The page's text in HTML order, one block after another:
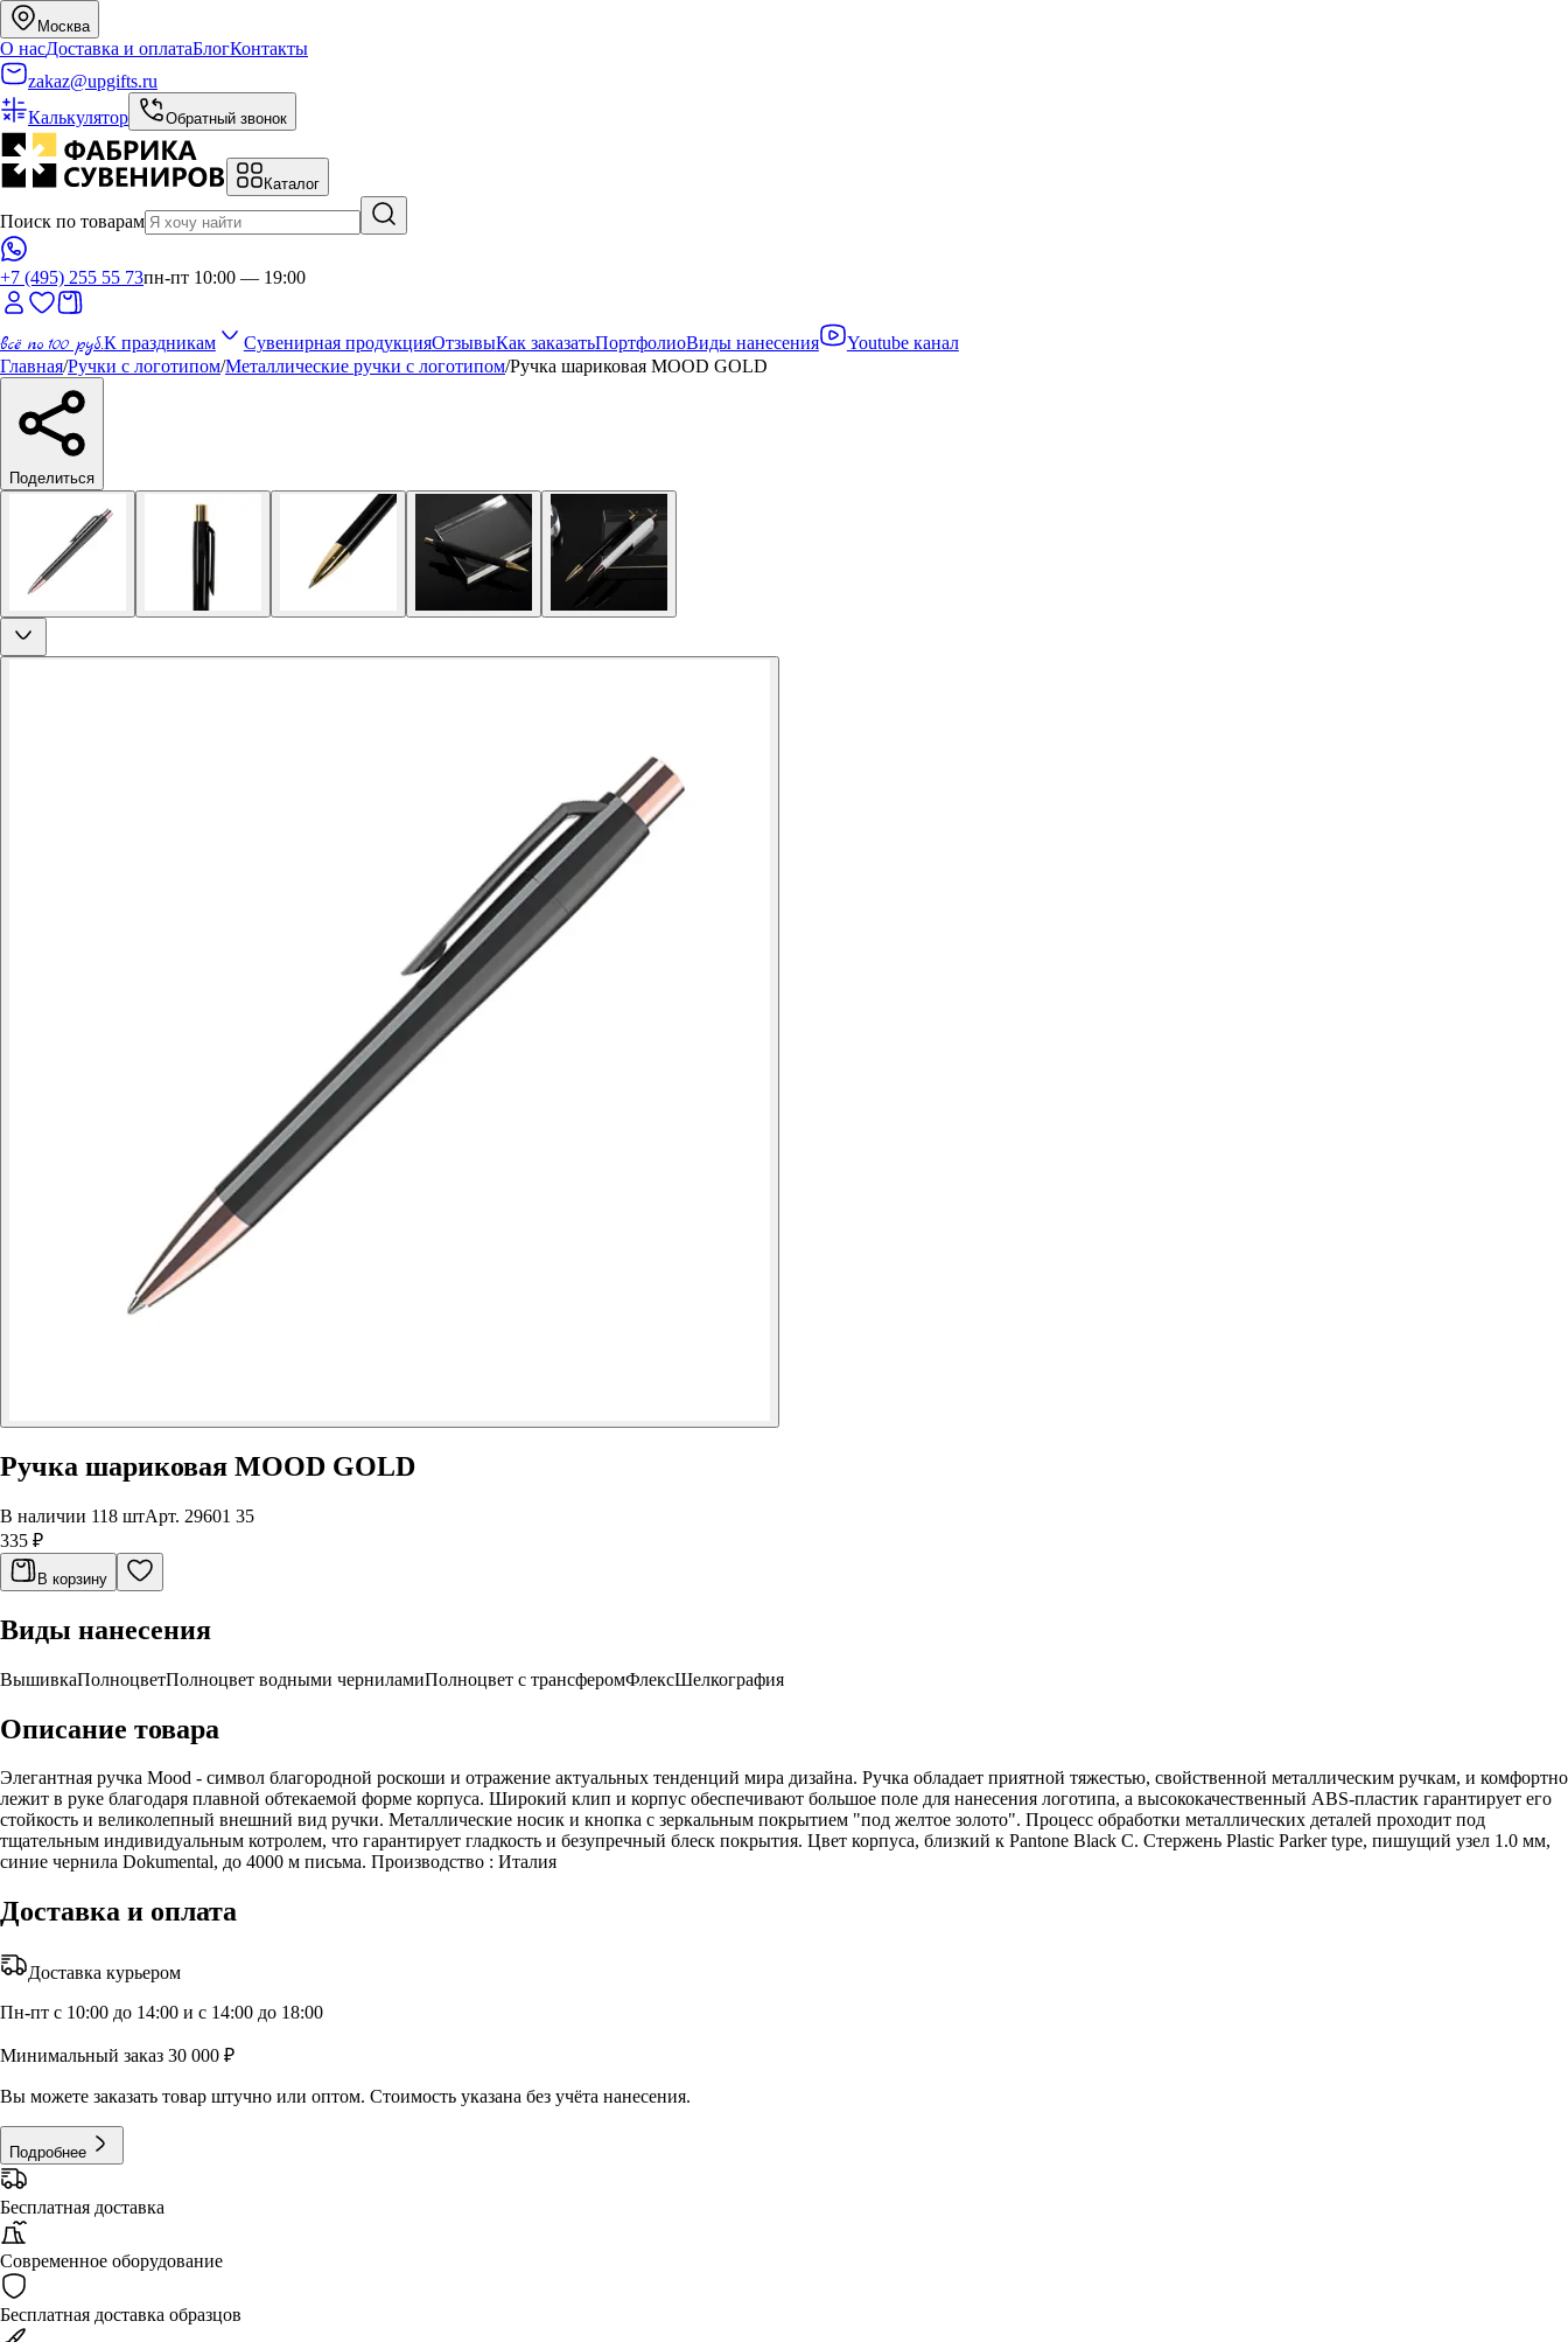
Москва
О насДоставка и оплатаБлогКонтакты
zakaz@upgifts.ru
Калькулятор
Обратный звонок
Каталог
Поиск по товарам
+7 (495) 255 55 73пн-пт 10:00 — 19:00
всё по 100 руб.К праздникам Сувенирная продукцияОтзывыКак заказатьПортфолиоВиды нанесения
Youtube канал
Главная/Ручки с логотипом/Металлические ручки с логотипом/Ручка шариковая MOOD GOLD
Поделиться
Ручка шариковая MOOD GOLD
В наличии 118 штАрт. 29601 35
335 ₽
В корзину
Виды нанесения
ВышивкаПолноцветПолноцвет водными черниламиПолноцвет с трансферомФлексШелкография
Описание товара
Элегантная ручка Mood - символ благородной роскоши и отражение актуальных тенденций мира дизайна. Ручка обладает приятной тяжестью, свойственной металлическим ручкам, и комфортно
лежит в руке благодаря плавной обтекаемой форме корпуса. Широкий клип и корпус обеспечивают большое поле для нанесения логотипа, а высококачественный ABS-пластик гарантирует его
стойкость и великолепный внешний вид ручки. Металлические носик и кнопка с зеркальным покрытием "под желтое золото". Процесс обработки металлических деталей проходит под
тщательным индивидуальным котролем, что гарантирует гладкость и безупречный блеск покрытия. Цвет корпуса, близкий к Pantone Black C. Стержень Plastic Parker type, пишущий узел 1.0 мм,
синие чернила Dokumental, до 4000 м письма. Производство : Италия
Доставка и оплата
Доставка курьером
Пн-пт с 10:00 до 14:00 и с 14:00 до 18:00
Минимальный заказ 30 000 ₽
Вы можете заказать товар штучно или оптом. Стоимость указана без учёта нанесения.
Подробнее
Бесплатная доставка
Современное оборудование
Бесплатная доставка образцов